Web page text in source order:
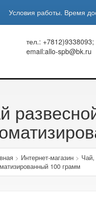
Условия работы. Время
тел.: +7812)9338093;
email:allo-spb@bk.ru
> Интернет-магазин> Чай,
100 грамм